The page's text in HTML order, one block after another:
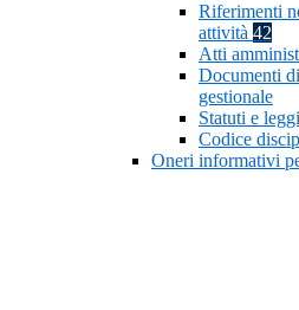
Riferimenti
attività 42
Atti
Documenti
gestionale
Statuti e
Codice
Oneri informativi